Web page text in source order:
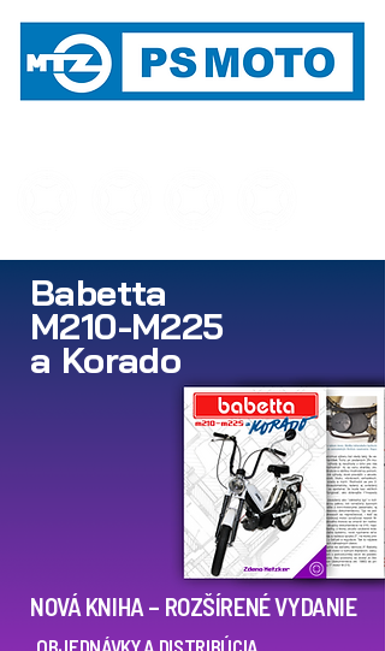
Babetta
M210-M225
a Korado
NOVÁ KNIHA – ROZŠÍRENÉ VYDANIE
OBJEDNÁVKY A DISTRIBÚCIA